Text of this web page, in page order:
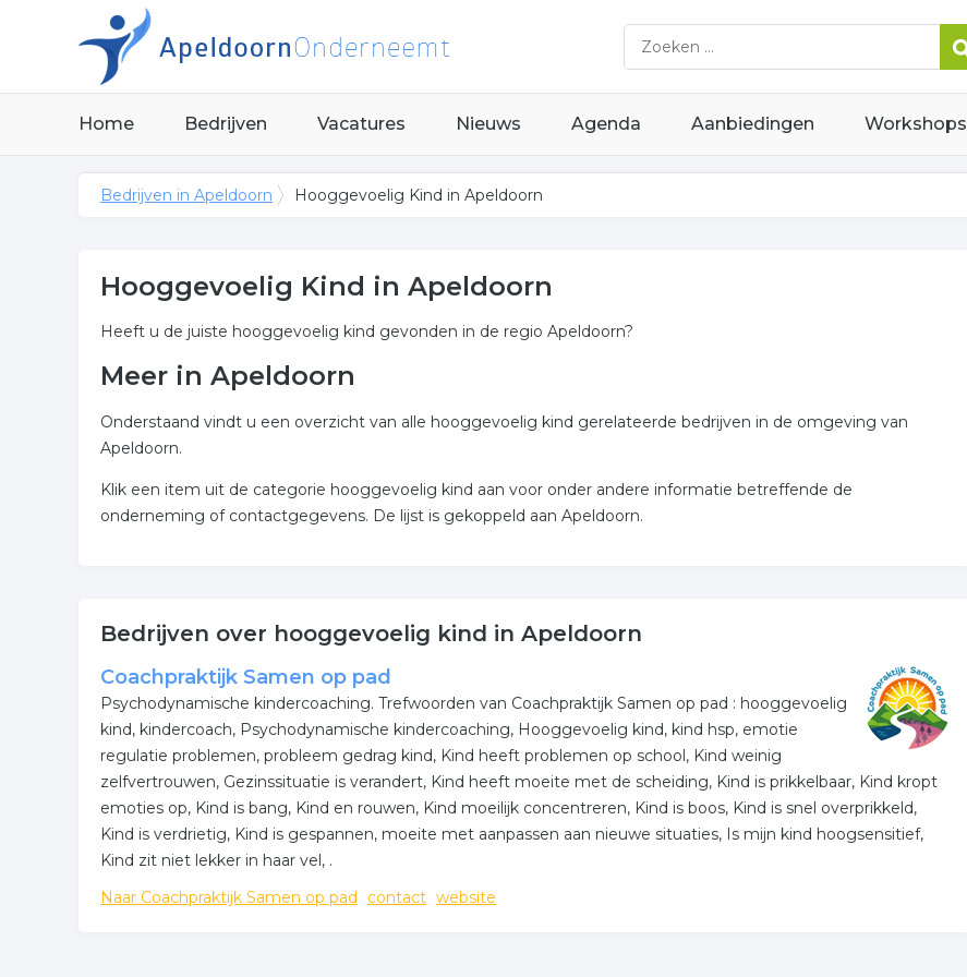
Home Bedrijven Vacatures Nieuws Agenda Aanbiedingen Workshops
Bedrijven in Apeldoorn Hooggevoelig Kind in Apeldoorn
Hooggevoelig Kind in Apeldoorn
Heeft u de juiste hooggevoelig kind gevonden in de regio Apeldoorn?
Meer in Apeldoorn
Onderstaand vindt u een overzicht van alle hooggevoelig kind gerelateerde bedrijven in de omgeving van
Apeldoorn.
Klik een item uit de categorie hooggevoelig kind aan voor onder andere informatie betreffende de
onderneming of contactgegevens. De lijst is gekoppeld aan Apeldoorn.
Bedrijven over hooggevoelig kind in Apeldoorn
Coachpraktijk Samen op pad
Psychodynamische kindercoaching. Trefwoorden van Coachpraktijk Samen op pad : hooggevoelig
kind, kindercoach, Psychodynamische kindercoaching, Hooggevoelig kind, kind hsp, emotie
regulatie problemen, probleem gedrag kind, Kind heeft problemen op school, Kind weinig
zelfvertrouwen, Gezinssituatie is verandert, Kind heeft moeite met de scheiding, Kind is prikkelbaar, Kind kropt
emoties op, Kind is bang, Kind en rouwen, Kind moeilijk concentreren, Kind is boos, Kind is snel overprikkeld,
Kind is verdrietig, Kind is gespannen, moeite met aanpassen aan nieuwe situaties, Is mijn kind hoogsensitief,
Kind zit niet lekker in haar vel, .
Naar Coachpraktijk Samen op pad
contact website